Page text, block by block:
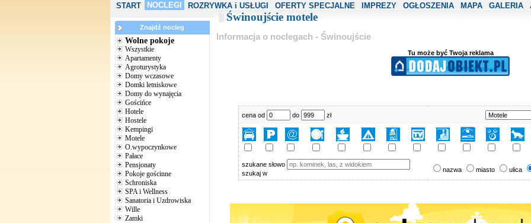
START NOCLEGI ROZRYWKA i USŁUGI OFERTY SPECJALNE IMPREZY OGŁOSZENIA MAPA GALERIA
Znajdź nocleg
Wolne pokoje
Wszystkie
Apartamenty
Agroturystyka
Domy wczasowe
Domki letniskowe
Domy do wynajęcia
Gościńce
Hotele
Hostele
Kempingi
Motele
O.wypoczynkowe
Pałace
Pensjonaty
Pokoje gościnne
Schroniska
SPA i Wellness
Sanatoria i Uzdrowiska
Wille
Zamki
Świnoujście motele
Informacja o noclegach - Świnoujście
Tu może być Twoja reklama
cena od do zł
szukane słowo
szukaj w
nazwa miasto ulica